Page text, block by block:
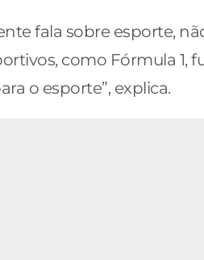
fala sobre esporte,
como Fórmula
o esporte”, explica.